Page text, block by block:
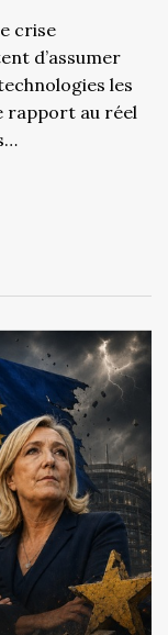
crise
d’assumer
les
rapport au réel